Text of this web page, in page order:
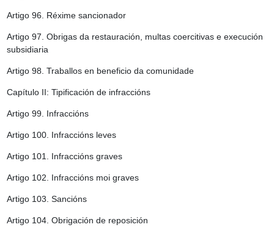
Artigo 96. Réxime sancionador
Artigo 97. Obrigas da restauración, multas coercitivas e execución
subsidiaria
Artigo 98. Traballos en beneficio da comunidade
Capítulo II: Tipificación de infraccións
Artigo 99. Infraccións
Artigo 100. Infraccións leves
Artigo 101. Infraccións graves
Artigo 102. Infraccións moi graves
Artigo 103. Sancións
Artigo 104. Obrigación de reposición